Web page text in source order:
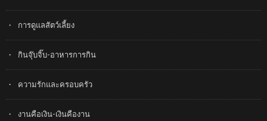
การดูแลสัตว์เลี้ยง
กินจุ๊บจิ๊บ-อาหารการกิน
ความรักและครอบครัว
งานคือเงิน-เงินคืองาน